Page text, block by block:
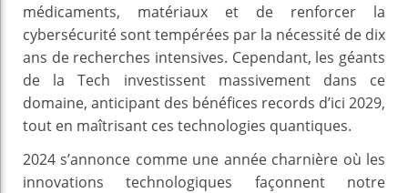
médicaments, matériaux et de renforcer la
cybersécurité sont tempérées par la nécessité de dix
ans de recherches intensives. Cependant, les géants
de la Tech investissent massivement dans ce
domaine, anticipant des bénéfices records d’ici 2029,
tout en maîtrisant ces technologies quantiques.
2024 s’annonce comme une année charnière où les
innovations technologiques façonnent notre